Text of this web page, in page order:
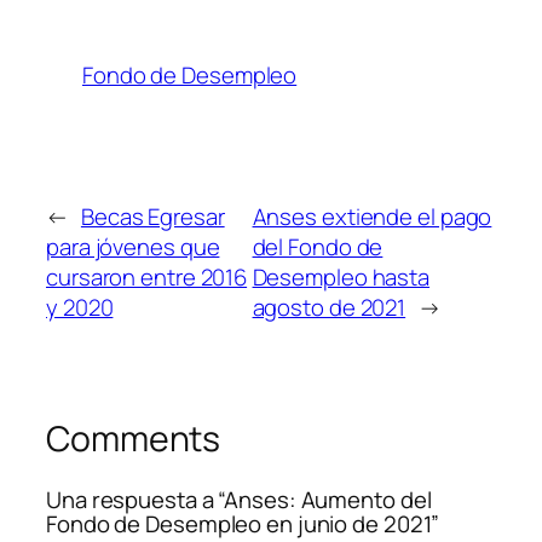
Fondo de Desempleo
← Becas Egresar
para jóvenes que
cursaron entre 2016
y 2020
Anses extiende el pago
del Fondo de
Desempleo hasta
agosto de 2021 →
Comments
Una respuesta a “Anses: Aumento del
Fondo de Desempleo en junio de 2021”